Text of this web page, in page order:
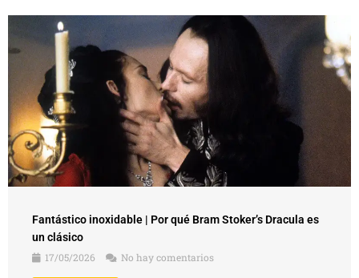
Fantástico inoxidable | Por qué Bram Stoker’s Dracula es
un clásico
17/05/2026
No hay comentarios